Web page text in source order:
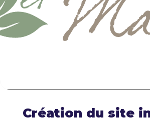
Création du site